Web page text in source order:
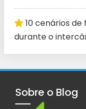
10 cenários
durante o
Sobre o Blog